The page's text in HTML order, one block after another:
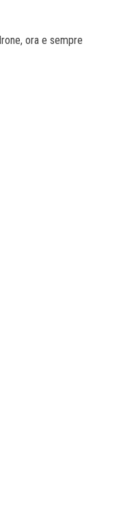
ora e sempre